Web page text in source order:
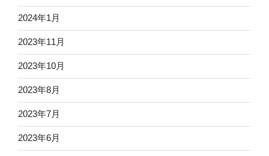
2024年1月
2023年11月
2023年10月
2023年8月
2023年7月
2023年6月